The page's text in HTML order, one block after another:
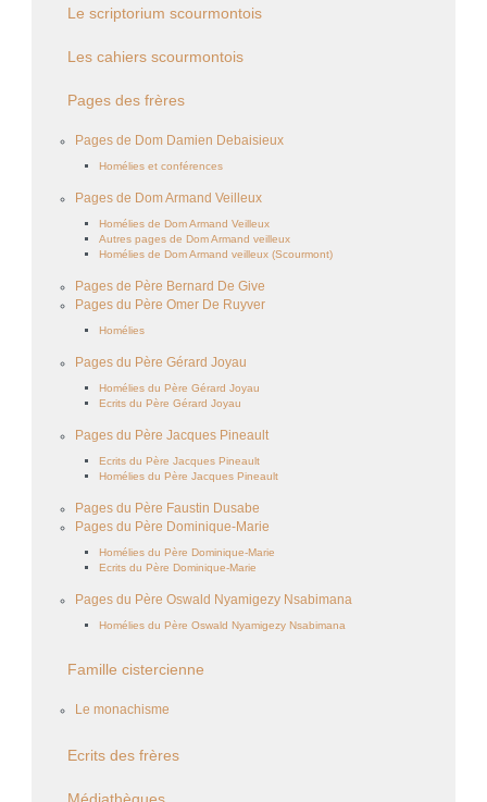
Le scriptorium scourmontois
Les cahiers scourmontois
Pages des frères
Pages de Dom Damien Debaisieux
Homélies et conférences
Pages de Dom Armand Veilleux
Homélies de Dom Armand Veilleux
Autres pages de Dom Armand veilleux
Homélies de Dom Armand veilleux (Scourmont)
Pages de Père Bernard De Give
Pages du Père Omer De Ruyver
Homélies
Pages du Père Gérard Joyau
Homélies du Père Gérard Joyau
Ecrits du Père Gérard Joyau
Pages du Père Jacques Pineault
Ecrits du Père Jacques Pineault
Homélies du Père Jacques Pineault
Pages du Père Faustin Dusabe
Pages du Père Dominique-Marie
Homélies du Père Dominique-Marie
Ecrits du Père Dominique-Marie
Pages du Père Oswald Nyamigezy Nsabimana
Homélies du Père Oswald Nyamigezy Nsabimana
Famille cistercienne
Le monachisme
Ecrits des frères